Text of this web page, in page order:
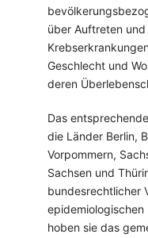
über Auftreten
Geschlecht und
deren
Das
die Länder Berlin,
Vorpommern,
Sachsen und
bundesrechtlicher
hoben sie das